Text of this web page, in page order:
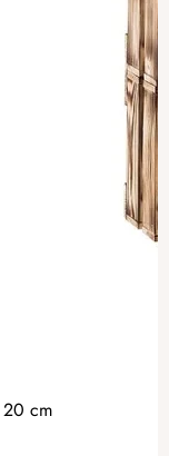
20 cm